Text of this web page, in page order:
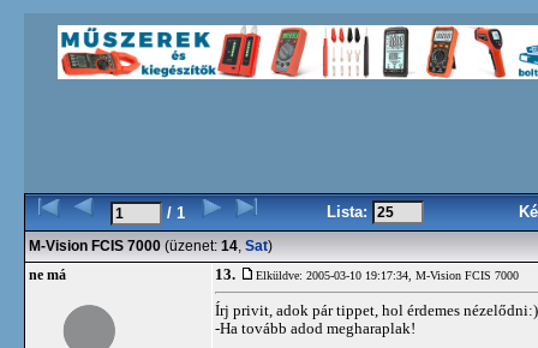
/ 1 Lista:
M-Vision FCIS 7000 (üzenet: 14, Sat)
ne má 13. Elküldve: 2005-03-10 19:17:34, M-Vision FCIS 7000
Írj privit, adok pár tippet, hol érdemes nézelődni:)
-Ha tovább adod megharaplak!